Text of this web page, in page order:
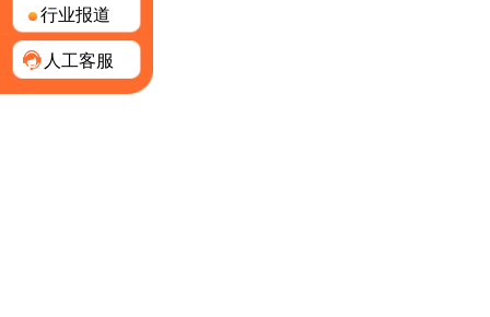
行业报道
人工客服